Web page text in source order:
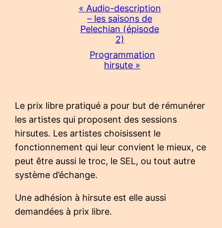
Navigation
Évènement
« Audio-description
– les saisons de
Pelechian (épisode
2)
Programmation
hirsute »
Le prix libre pratiqué a pour but de rémunérer
les artistes qui proposent des sessions
hirsutes. Les artistes choisissent le
fonctionnement qui leur convient le mieux, ce
peut être aussi le troc, le SEL, ou tout autre
système d’échange.
Une adhésion à hirsute est elle aussi
demandées à prix libre.